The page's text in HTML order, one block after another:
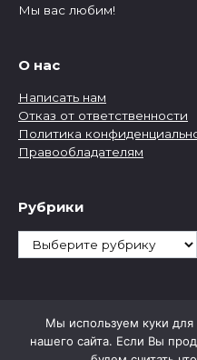
Мы вас любим!
О нас
Написать нам
Отказ от ответственности
Политика
Правообладателям
Рубрики
Рубрики
Мы используем куки
нашего сайта. Если Вы